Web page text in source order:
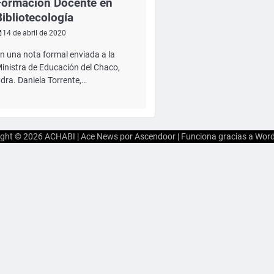
14 de abril de 2020
una nota formal enviada a la
de Educación del Chaco,
Daniela Torrente,…
© 2026ACHABI | Ace News porAscendoor| Funciona gracias a